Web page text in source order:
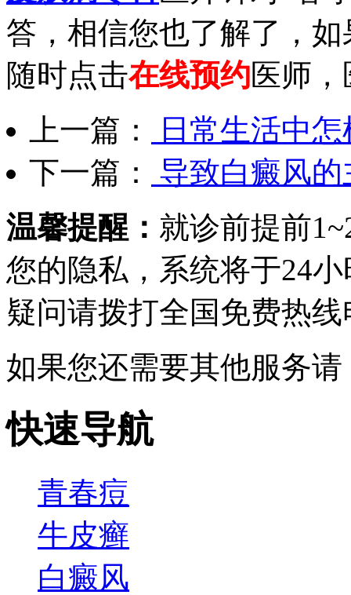
答，相信您也了解了，
随时点击在线预约医师
上一篇：
日常生活中
下一篇：
导致白癜风
温馨提醒： 就诊前提前
您的隐私，系统将于24
疑问请拨打全国免费热线
如果您还需要其他服务
快速导航
青春痘
牛皮癣
白癜风